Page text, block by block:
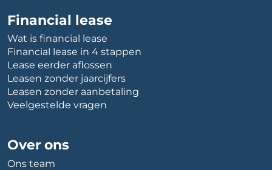
Financial lease
Wat is financial lease
Financial lease in 4 stappen
Lease eerder aflossen
Leasen zonder jaarcijfers
Leasen zonder aanbetaling
Veelgestelde vragen
Over ons
Ons team